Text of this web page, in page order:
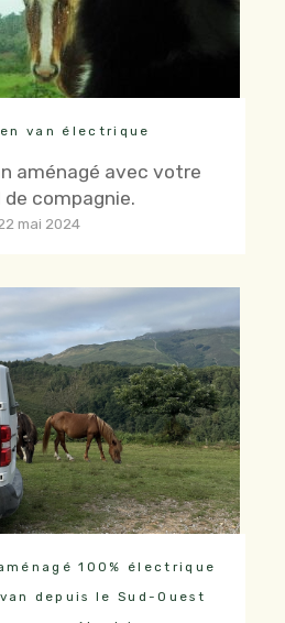
van électrique
aménagé avec votre
de compagnie.
mai 2024
100% électrique
depuis le Sud-Ouest